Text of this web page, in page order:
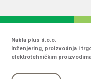
Nabla plus d.o.o.
Inženjering, proizvodnja i
elektrotehničkim proizvodima